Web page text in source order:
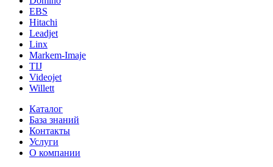
EBS
Hitachi
Leadjet
Linx
Markem-Imaje
TIJ
Videojet
Willett
Каталог
База знаний
Контакты
Услуги
О компании